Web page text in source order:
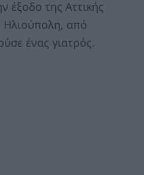
έξοδο της Αττικής
από
ένας γιατρός.